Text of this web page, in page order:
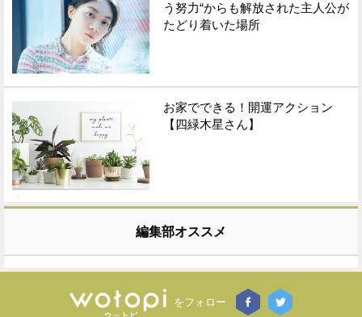
う努力“からも解放された主人公が
たどり着いた場所
お家でできる！開運アクション
【四緑木星さん】
編集部オススメ
をフォロー